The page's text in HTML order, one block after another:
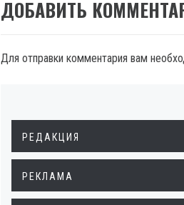
ДОБАВИТЬ
Для отправки комментария вам
РЕДАКЦИЯ
РЕКЛАМА